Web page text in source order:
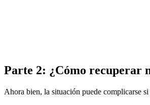
Parte 2: ¿Cómo recuperar
Ahora bien, la situación puede complicarse